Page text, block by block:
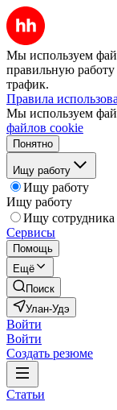
Мы используем
правильную работу
трафик.
Правила
Мы используем
файлов cookie
Понятно
Ищу работу
Ищу работу
Ищу работу
Ищу сотрудника
Сервисы
Помощь
Ещё
Поиск
Улан-Удэ
Войти
Войти
Создать резюме
Статьи